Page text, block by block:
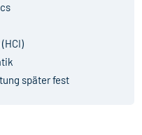
später fest